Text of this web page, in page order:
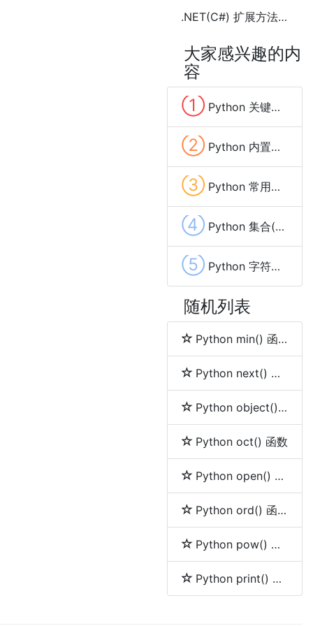
.NET(C#) 扩展方法(Extension)
大家感兴趣的内
容
① Python 关键字(keyword)
② Python 内置函数(Built in Functions)
③ Python 常用术语
④ Python 集合(set) 方法
⑤ Python 字符串(str) 方法
随机列表
Python min() 函数
Python next() 函数
Python object() 函数
Python oct() 函数
Python open() 函数
Python ord() 函数
Python pow() 函数
Python print() 函数